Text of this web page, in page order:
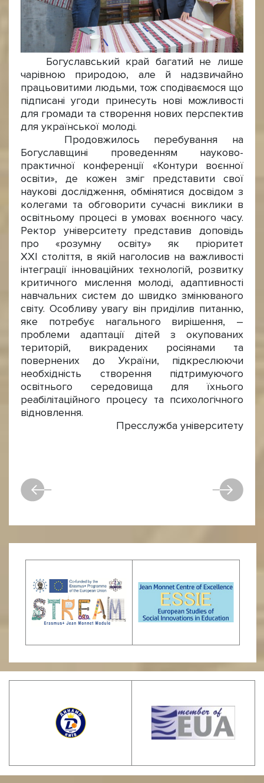
Богуславський край багатий не лише
чарівною природою, але й надзвичайно
працьовитими людьми, тож сподіваємося що
підписані угоди принесуть нові можливості
для громади та створення нових перспектив
для української молоді.
Продовжилось перебування на
Богуславщині проведенням науково-
практичної конференції «Контури воєнної
освіти», де кожен зміг представити свої
наукові дослідження, обмінятися досвідом з
колегами та обговорити сучасні виклики в
освітньому процесі в умовах воєнного часу.
Ректор університету представив доповідь
про «розумну освіту» як пріоритет
ХХІ століття, в якій наголосив на важливості
інтеграції інноваційних технологій, розвитку
критичного мислення молоді, адаптивності
навчальних систем до швидко змінюваного
світу. Особливу увагу він приділив питанню,
яке потребує нагального вирішення, –
проблеми адаптації дітей з окупованих
територій, викрадених росіянами та
повернених до України, підкреслюючи
необхідність створення підтримуючого
освітнього середовища для їхнього
реабілітаційного процесу та психологічного
відновлення.
Пресслужба університету